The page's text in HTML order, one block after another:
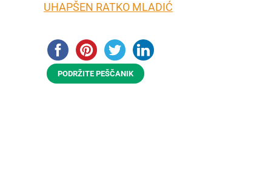
UHAPŠEN RATKO MLADIĆ
PODRŽITE PEŠČANIK